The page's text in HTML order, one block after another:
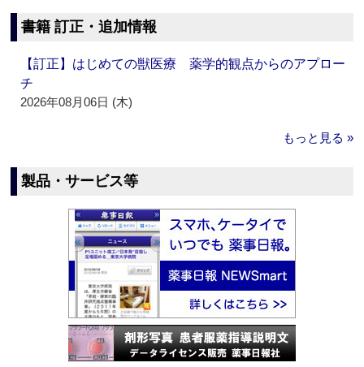
書籍 訂正・追加情報
【訂正】はじめての獣医療 薬学的観点からのアプロー
チ
2026年08月06日 (木)
もっと見る »
製品・サービス等